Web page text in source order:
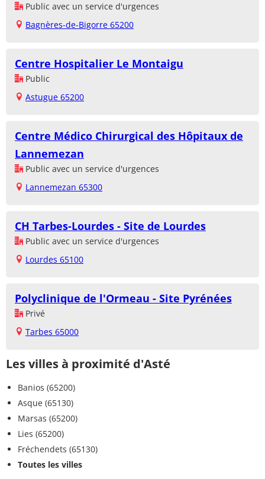
Public avec un service d'urgences
Bagnères-de-Bigorre 65200
Centre Hospitalier Le Montaigu
Public
Astugue 65200
Centre Médico Chirurgical des Hôpitaux de
Lannemezan
Public avec un service d'urgences
Lannemezan 65300
CH Tarbes-Lourdes - Site de Lourdes
Public avec un service d'urgences
Lourdes 65100
Polyclinique de l'Ormeau - Site Pyrénées
Privé
Tarbes 65000
Les villes à proximité d'Asté
Banios (65200)
Asque (65130)
Marsas (65200)
Lies (65200)
Fréchendets (65130)
Toutes les villes